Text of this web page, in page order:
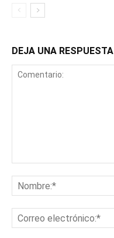
DEJA UNA RESPUESTA